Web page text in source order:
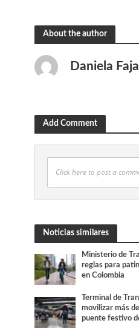
About the author
Daniela
Add Comment
Click here to post a
Noticias similares
Ministerio de
reglas para
en Colombia
Terminal de
movilizar más
puente festivo